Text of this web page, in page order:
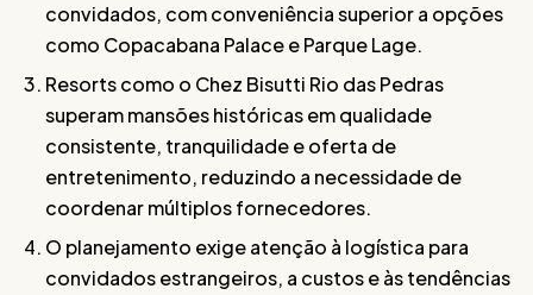
convidados, com conveniência superior a opções
como Copacabana Palace e Parque Lage.
Resorts como o Chez Bisutti Rio das Pedras
superam mansões históricas em qualidade
consistente, tranquilidade e oferta de
entretenimento, reduzindo a necessidade de
coordenar múltiplos fornecedores.
O planejamento exige atenção à logística para
convidados estrangeiros, a custos e às tendências